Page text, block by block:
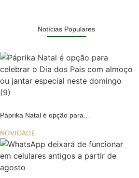
Notícias Populares
Páprika Natal é opção para…
NOVIDADE